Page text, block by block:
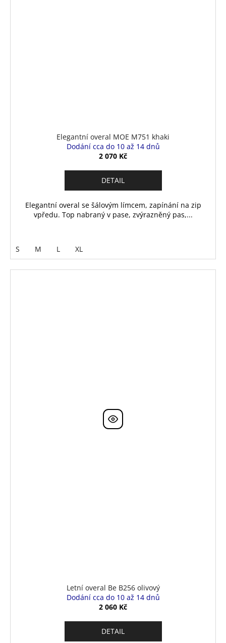
Elegantní overal MOE M751 khaki
Dodání cca do 10 až 14 dnů
2 070 Kč
DETAIL
Elegantní overal se šálovým límcem, zapínání na zip
vpředu. Top nabraný v pase, zvýrazněný pas,...
S M L XL
Letní overal Be B256 olivový
Dodání cca do 10 až 14 dnů
2 060 Kč
DETAIL